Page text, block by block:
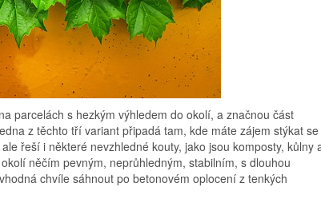
parcelách s hezkým výhledem do okolí, a značnou část
z těchto tří variant připadá tam, kde máte zájem stýkat
řeší i některé nevzhledné kouty, jako jsou komposty, kůlny
něčím pevným, neprůhledným, stabilním, s dlouhou
chvíle sáhnout po betonovém oplocení z tenkých